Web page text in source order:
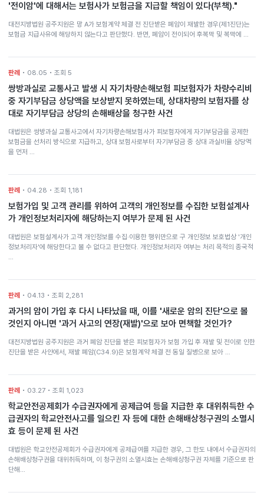
'전이암'에 대해서는 보험사가 보험금을 지급할 책임이 있다(부책)."
대전지방법원 공주지원은 망 A가 보험계약 체결 전 진단받은 폐암이 재발한 경우(제1진단)는
보험금 지급사유에 해당하지 않는다고 판단했다. 반면, 폐암이 전이되어 후복막 및 복막에 …
판례 • 08.05 • 조회 5
쌍방과실로 교통사고 발생 시 자기차량손해보험 피보험자가 차량수리비
중 자기부담금 상당액을 보상받지 못하였는데, 상대차량의 보험자를 상
대로 자기부담금 상당의 손해배상을 청구한 사건
대법원은 쌍방과실 교통사고에서 자기차량손해보험사가 피보험자에게 자기부담금을 공제한
보험금을 선처리 방식으로 지급하고, 상대 보험사로부터 자기부담금 중 상대 과실비율 상당액
을 먼저 …
판례 • 04.28 • 조회 1,181
보험가입 및 고객 관리를 위하여 고객의 개인정보를 수집한 보험설계사
가 개인정보처리자에 해당하는지 여부가 문제 된 사건
대법원은 보험설계사가 고객 개인정보를 수집·이용한 행위만으로 구 개인정보 보호법상 '개인
정보처리자'에 해당한다고 볼 수 없다고 판단했다. 개인정보처리자 여부는 처리 목적의 종국적
…
판례 • 04.13 • 조회 2,281
과거의 암이 가입 후 다시 나타났을 때, 이를 '새로운 암의 진단'으로 볼
것인지 아니면 '과거 사고의 연장(재발)'으로 보아 면책할 것인가?
대전지방법원 공주지원은 과거 폐암 진단을 받은 피보험자가 보험 가입 후 재발 및 전이로 인한
진단을 받은 사안에서, 재발 폐암(C34.9)은 보험계약 체결 전 동일 질병으로 보아 …
판례 • 03.27 • 조회 1,023
학교안전공제회가 수급권자에게 공제급여 등을 지급한 후 대위취득한 수
급권자의 학교안전사고를 일으킨 자 등에 대한 손해배상청구권의 소멸시
효 등이 문제 된 사건
대법원은 학교안전공제회가 수급권자에게 공제급여를 지급한 경우, 그 한도 내에서 수급권자의
손해배상청구권을 대위취득하며, 이 청구권의 소멸시효는 손해배상청구권 자체를 기준으로 판
단해…